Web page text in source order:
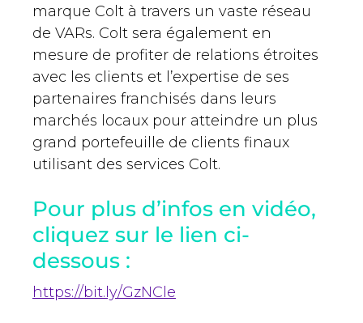
marque Colt à travers un vaste réseau
de VARs. Colt sera également en
mesure de profiter de relations étroites
avec les clients et l’expertise de ses
partenaires franchisés dans leurs
marchés locaux pour atteindre un plus
grand portefeuille de clients finaux
utilisant des services Colt.
Pour plus d’infos en vidéo,
cliquez sur le lien ci-
dessous :
https://bit.ly/GzNCle